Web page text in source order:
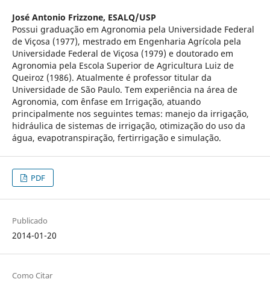
José Antonio Frizzone, ESALQ/USP
Possui graduação em Agronomia pela Universidade Federal
de Viçosa (1977), mestrado em Engenharia Agrícola pela
Universidade Federal de Viçosa (1979) e doutorado em
Agronomia pela Escola Superior de Agricultura Luiz de
Queiroz (1986). Atualmente é professor titular da
Universidade de São Paulo. Tem experiência na área de
Agronomia, com ênfase em Irrigação, atuando
principalmente nos seguintes temas: manejo da irrigação,
hidráulica de sistemas de irrigação, otimização do uso da
água, evapotranspiração, fertirrigação e simulação.
PDF
Publicado
2014-01-20
Como Citar